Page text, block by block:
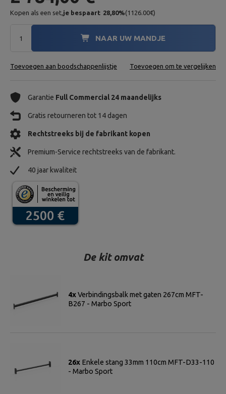
Kopen als een set,je bespaart 28,80%(1126.00€)
NAAR UW MANDJE
Toevoegen aan boodschappenlijstje Toevoegen om te vergelijken
Garantie Full Commercial 24 maandelijks
Gratis retourneren tot 14 dagen
Rechtstreeks bij de fabrikant kopen
Premium-Service rechtstreeks van de fabrikant.
40 jaar kwaliteit
De kit omvat
4xVerbindingsbalk met gaten 267cm MFT-
B267 - Marbo Sport
26x Enkele stang 33mm 110cm MFT-D33-110
- Marbo Sport